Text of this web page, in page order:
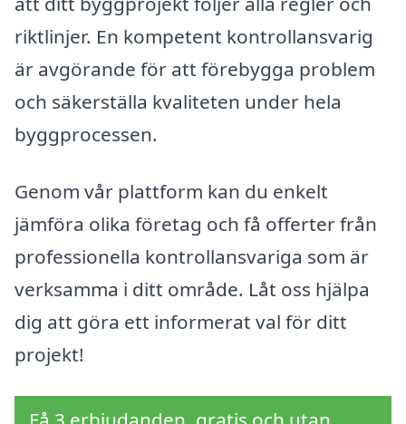
riktlinjer. En kompetent kontrollansvarig
är avgörande för att förebygga problem
och säkerställa kvaliteten under hela
byggprocessen.
Genom vår plattform kan du enkelt
jämföra olika företag och få offerter från
professionella kontrollansvariga som är
verksamma i ditt område. Låt oss hjälpa
dig att göra ett informerat val för ditt
projekt!